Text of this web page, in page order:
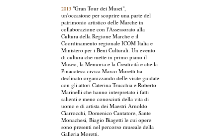
2013"Gran Tour dei Musei",
un'occasione per scoprire una parte del
patrimonio artistico delle Marche in
collaborazione con l'Assessorato alla
Cultura della Regione Marche e il
Coordinamento regionale ICOM Italia e
Ministero per i Beni Culturali. Un evento
di cultura che mette in primo piano il
Museo, la Memoria e la Creatività e che la
Pinacoteca civica Marco Moretti ha
declinato organizzando delle visite guidate
con gli attori Caterina Trucchia e Roberto
Marinelli che hanno interpretato i fatti
salienti e meno conosciuti della vita di
uomo e di artista dei Maestri Arnoldo
Ciarrocchi, Domenico Cantatore, Sante
Monachesi, Biagio Biagetti le cui opere
sono presenti nel percorso museale della
Galleria Moretti.